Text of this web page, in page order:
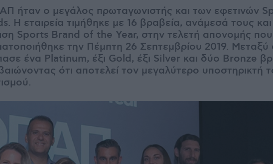
ήταν ο μεγάλος πρωταγωνιστής και των εφετινών
Η εταιρεία τιμήθηκε με 16 βραβεία, ανάμεσά τους
Sports Brand of the Year, στην τελετή απονομής που
την Πέμπτη 26 Σεπτεμβρίου 2019.
ένα Platinum, έξι Gold, έξι Silver και δύο Bronze
ότι αποτελεί τον μεγαλύτερο υποστηρικτή